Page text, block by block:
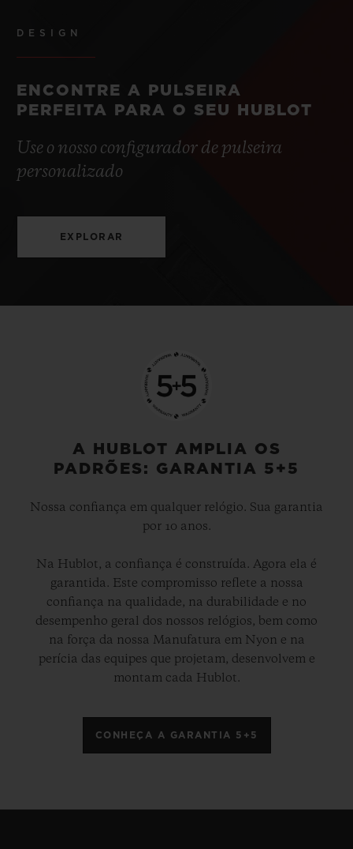
DESIGN
ENCONTRE A PULSEIRA
PERFEITA PARA O SEU HUBLOT
Use o nosso configurador de pulseira
personalizado
EXPLORAR
A HUBLOT AMPLIA OS
PADRÕES: GARANTIA 5+5
Nossa confiança em qualquer relógio. Sua garantia
por 10 anos.
Na Hublot, a confiança é construída. Agora ela é
garantida. Este compromisso reflete a nossa
confiança na qualidade, na durabilidade e no
desempenho geral dos nossos relógios, bem como
na força da nossa Manufatura em Nyon e na
perícia das equipes que projetam, desenvolvem e
montam cada Hublot.
CONHEÇA A GARANTIA 5+5